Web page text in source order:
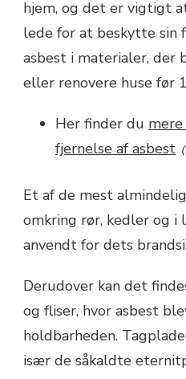
hjem, og det er vigtigt
lede for at beskytte sin
asbest i materialer,
eller renovere huse før
Her finder du
fjernelse af asbest
Et af de mest
omkring rør, kedler og i
anvendt for dets
Derudover kan det
og fliser, hvor asbest
holdbarheden.
især de såkaldte